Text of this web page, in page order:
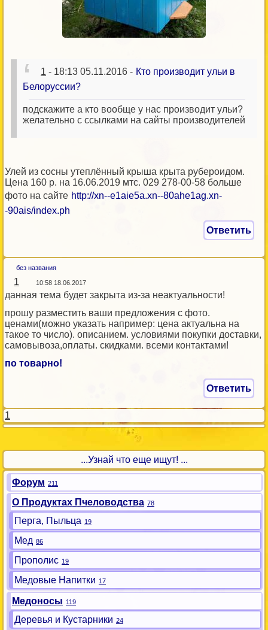
1 - 18:13 05.11.2016 - Кто производит ульи в
Белоруссии?
подскажите а кто вообще у нас производит ульи?
желательно с ссылками на сайты производителей
Улей из сосны утеплённый крыша крыта рубероидом.
Цена 160 р. на 16.06.2019 мтс. 029 278-00-58 больше
фото на сайте http://xn--e1aie5a.xn--80ahe1ag.xn-
-90ais/index.ph
Ответить
без названия
1 10:58 18.06.2017
данная тема будет закрыта из-за неактуальности!
прошу разместить ваши предложения с фото.
ценами(можно указать например: цена актуальна на
такое то число). описанием. условиями покупки доставки,
самовывоза,оплаты. скидками. всеми контактами!
по товарно!
Ответить
1
...Узнай что еще ищут! ...
Форум 211
О Продуктах Пчеловодства 78
Перга, Пыльца 19
Мед 86
Прополис 19
Медовые Напитки 17
Медоносы 119
Деревья и Кустарники 24